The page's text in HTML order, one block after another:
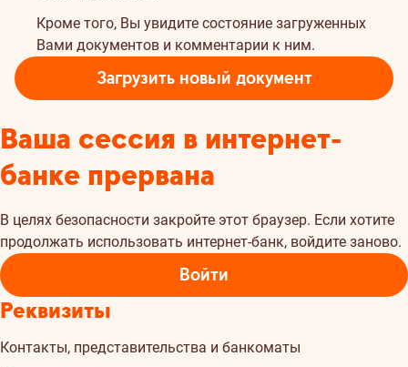
Кроме того, Вы увидите состояние загруженных
Вами документов и комментарии к ним.
Загрузить новый документ
Ваша сессия в интернет-
банке прервана
В целях безопасности закройте этот браузер. Если хотите
продолжать использовать интернет-банк, войдите заново.
Войти
Реквизиты
Контакты, представительства и банкоматы